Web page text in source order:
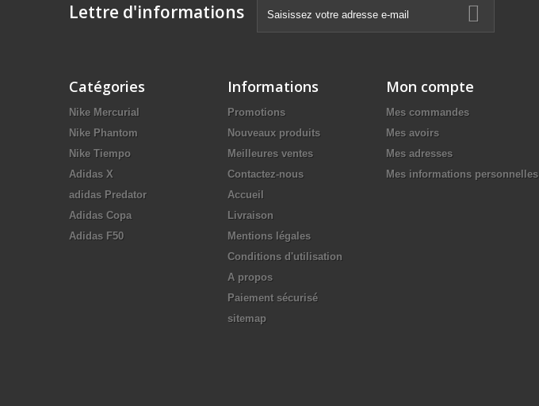
Lettre d'informations
Catégories
Nike Mercurial
Nike Phantom
Nike Tiempo
Adidas X
adidas Predator
Adidas Copa
Adidas F50
Informations
Promotions
Nouveaux produits
Meilleures ventes
Contactez-nous
Accueil
Livraison
Mentions légales
Conditions d'utilisation
A propos
Paiement sécurisé
sitemap
Mon compte
Mes commandes
Mes avoirs
Mes adresses
Mes informations personnelles